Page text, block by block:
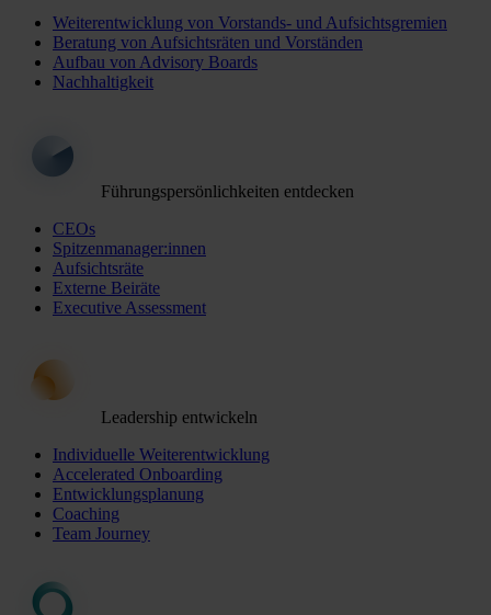
Weiterentwicklung von Vorstands- und Aufsichtsgremien
Beratung von Aufsichtsräten und Vorständen
Aufbau von Advisory Boards
Nachhaltigkeit
Führungspersönlichkeiten entdecken
CEOs
Spitzenmanager:innen
Aufsichtsräte
Externe Beiräte
Executive Assessment
Leadership entwickeln
Individuelle Weiterentwicklung
Accelerated Onboarding
Entwicklungsplanung
Coaching
Team Journey